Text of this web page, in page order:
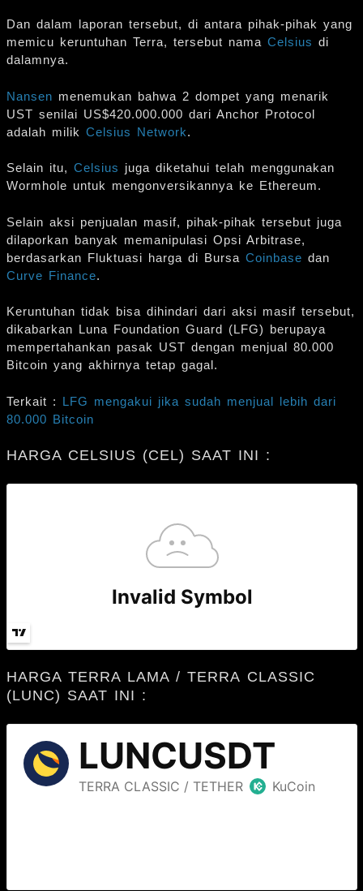
Dan dalam laporan tersebut, di antara pihak-pihak yang
memicu keruntuhan Terra, tersebut nama Celsius di
dalamnya.
Nansen menemukan bahwa 2 dompet yang menarik
UST senilai US$420.000.000 dari Anchor Protocol
adalah milik Celsius Network.
Selain itu, Celsius juga diketahui telah menggunakan
Wormhole untuk mengonversikannya ke Ethereum.
Selain aksi penjualan masif, pihak-pihak tersebut juga
dilaporkan banyak memanipulasi Opsi Arbitrase,
berdasarkan Fluktuasi harga di Bursa Coinbase dan
Curve Finance.
Keruntuhan tidak bisa dihindari dari aksi masif tersebut,
dikabarkan Luna Foundation Guard (LFG) berupaya
mempertahankan pasak UST dengan menjual 80.000
Bitcoin yang akhirnya tetap gagal.
Terkait : LFG mengakui jika sudah menjual lebih dari
80.000 Bitcoin
HARGA CELSIUS (CEL) SAAT INI :
HARGA TERRA LAMA / TERRA CLASSIC
(LUNC) SAAT INI :